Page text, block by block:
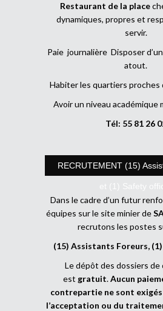
Restaurant de la place
dynamiques, propres et
servir.
Paie journalière Disposer
atout.
Habiter les quartiers proches
Avoir un niveau académique
Tél: 55 81 26
RECRUTEMENT (15)
et (1) Safety
Dans le cadre d’un futur
équipes sur le site minier de
recrutons les postes
(15) Assistants Foreurs,
Le dépôt des dossiers de
est gratuit.Aucun
contrepartie ne sont exigés
l’acceptation ou du